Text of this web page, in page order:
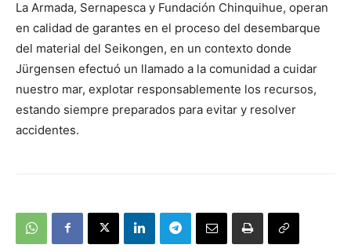
audio
La Armada, Sernapesca y Fundación Chinquihue, operan
en calidad de garantes en el proceso del desembarque
del material del Seikongen, en un contexto donde
Jürgensen efectuó un llamado a la comunidad a cuidar
nuestro mar, explotar responsablemente los recursos,
estando siempre preparados para evitar y resolver
accidentes.